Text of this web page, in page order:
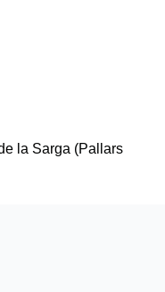
la Sarga (Pallars